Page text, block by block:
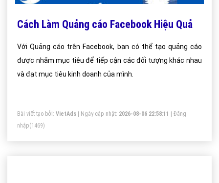
Cách Làm Quảng cáo Facebook Hiệu Quả
Với Quảng cáo trên Facebook, bạn có thể tạo quảng cáo
được nhắm mục tiêu để tiếp cận các đối tượng khác nhau
và đạt mục tiêu kinh doanh của mình.
Bài viết tạo bởi: VietAds | Ngày cập nhật: 2026-08-06 22:58:11
Đăng
nhập(1469)